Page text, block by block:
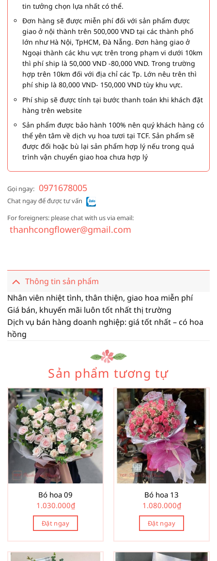
tin tưởng chọn lựa nhất có thể.
Đơn hàng sẽ được miễn phí đối với sản phẩm được
giao ở nội thành trên 500,000 VND tại các thành phố
lớn như Hà Nội, TpHCM, Đà Nẵng. Đơn hàng giao ở
Ngoại thành các khu vực trên trong phạm vi dưới 10km
thì phí ship là 50,000 VND -80,000 VND. Trong trường
hợp trên 10km đối với địa chỉ các Tp. Lớn nêu trên thì
phí ship là 80,000 VND- 150,000 VND tùy khu vực.
Phí ship sẽ được tính tại bước thanh toán khi khách đặt
hàng trên website
Sản phẩm được bảo hành 100% nên quý khách hàng có
thể yên tâm về dịch vụ hoa tươi tại TCF. Sản phẩm sẽ
được đổi hoặc bù lại sản phẩm hợp lý nếu trong quá
trình vận chuyển giao hoa chưa hợp lý
Gọi ngay: 0971678005
Chat ngay để được tư vấn
For foreigners: please chat with us via email:
thanhcongflower@gmail.com
Thông tin sản phẩm
Nhân viên nhiệt tình, thân thiện, giao hoa miễn phí
Giá bán, khuyến mãi luôn tốt nhất thị trường
Dịch vụ bán hàng doanh nghiệp: giá tốt nhất – có hoa
hồng
Sản phẩm tương tự
Bó hoa 09
1.030.000₫
Đặt ngay
Bó hoa 13
1.080.000₫
Đặt ngay